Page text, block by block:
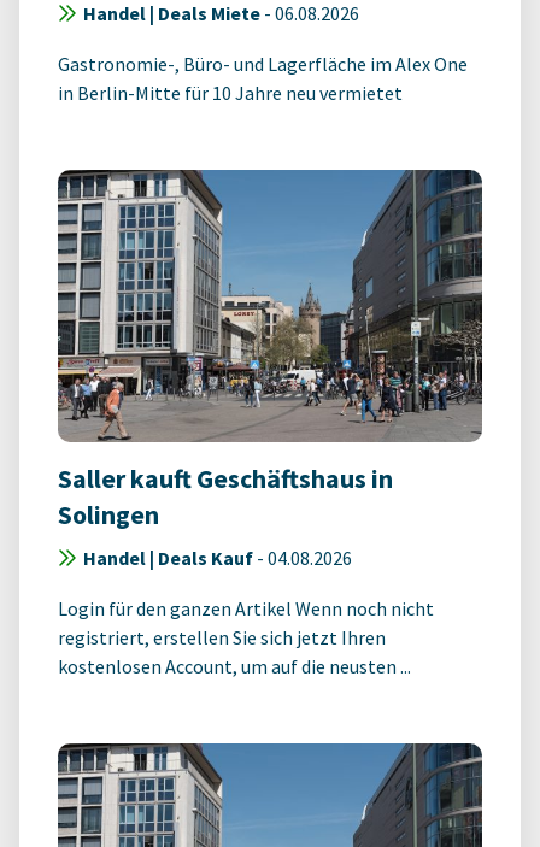
Handel | Deals Miete - 06.08.2026
Gastronomie-, Büro- und Lagerfläche im Alex One
in Berlin-Mitte für 10 Jahre neu vermietet
Saller kauft Geschäftshaus in
Solingen
Handel | Deals Kauf - 04.08.2026
Login für den ganzen Artikel Wenn noch nicht
registriert, erstellen Sie sich jetzt Ihren
kostenlosen Account, um auf die neusten ...